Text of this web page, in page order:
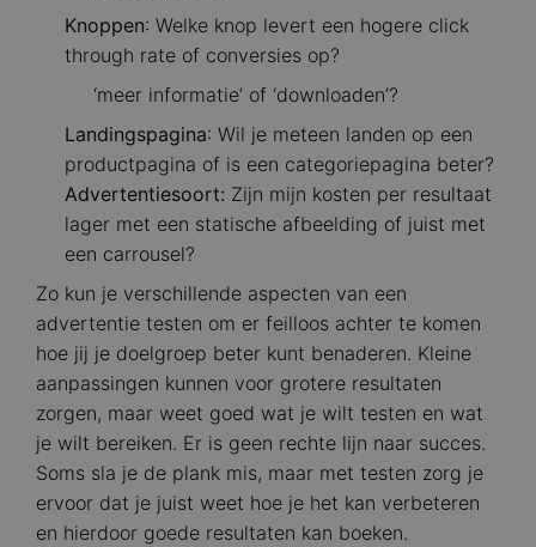
Knoppen: Welke knop levert een hogere click
through rate of conversies op?
‘meer informatie’ of ‘downloaden’?
Landingspagina: Wil je meteen landen op een
productpagina of is een categoriepagina beter?
Advertentiesoort: Zijn mijn kosten per resultaat
lager met een statische afbeelding of juist met
een carrousel?
Zo kun je verschillende aspecten van een
advertentie testen om er feilloos achter te komen
hoe jij je doelgroep beter kunt benaderen. Kleine
aanpassingen kunnen voor grotere resultaten
zorgen, maar weet goed wat je wilt testen en wat
je wilt bereiken. Er is geen rechte lijn naar succes.
Soms sla je de plank mis, maar met testen zorg je
ervoor dat je juist weet hoe je het kan verbeteren
en hierdoor goede resultaten kan boeken.